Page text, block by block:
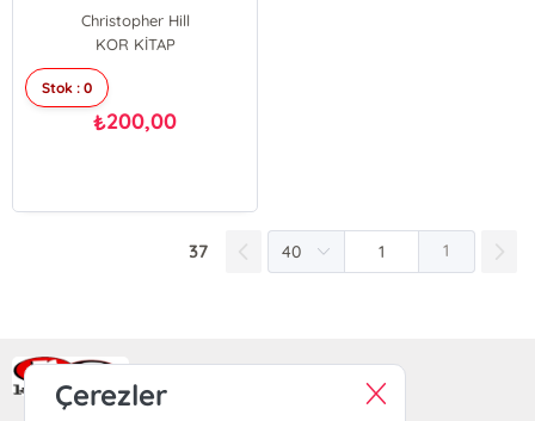
Christopher Hill
KOR KİTAP
Stok : 0
₺200,00
37 1
Ra Yayın Kitabevi
Çerezler